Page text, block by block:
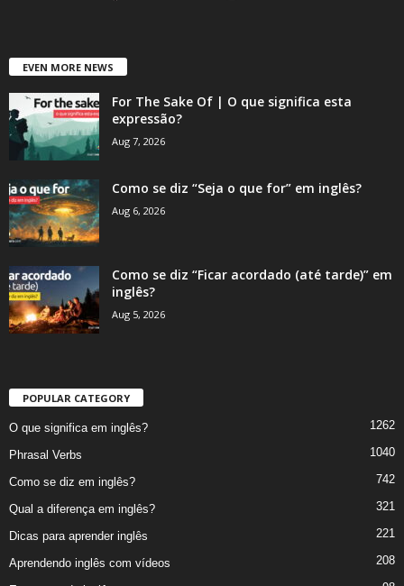
EVEN MORE NEWS
For The Sake Of | O que significa esta
expressão?
Aug 7, 2026
Como se diz “Seja o que for” em inglês?
Aug 6, 2026
Como se diz “Ficar acordado (até tarde)” em
inglês?
Aug 5, 2026
POPULAR CATEGORY
O que significa em inglês? 1262
Phrasal Verbs 1040
Como se diz em inglês? 742
Qual a diferença em inglês? 321
Dicas para aprender inglês 221
Aprendendo inglês com vídeos 208